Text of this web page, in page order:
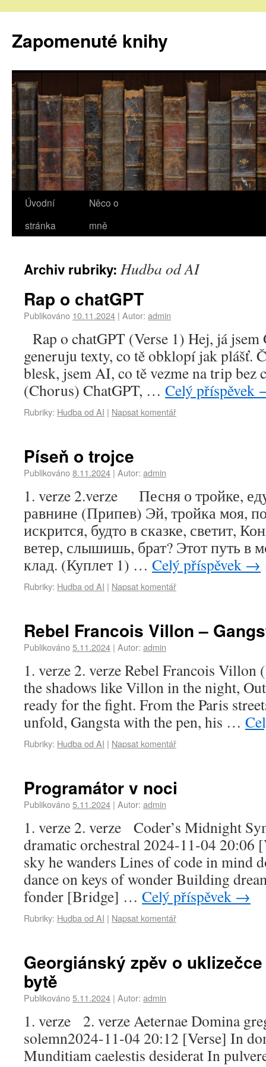
Zapomenuté knihy
Úvodní
stránka
Něco o
mně
Archiv rubriky: Hudba od AI
Rap o chatGPT
Publikováno 10.11.2024 | Autor: admin
Rap o chatGPT (Verse 1) Hej, já jsem
generuju texty, co tě obklopí jak plášť.
blesk, jsem AI, co tě vezme na trip bez
(Chorus) ChatGPT, … Celý příspěvek
Rubriky: Hudba od AI | Napsat komentář
Píseň o trojce
Publikováno8.11.2024 | Autor: admin
1. verze 2.verze Песня о тройке,
равнине (Припев) Эй, тройка моя,
искрится, будто в сказке, светит,
ветер, слышишь, брат? Этот путь в
клад. (Куплет 1) … Celý příspěvek →
Rubriky: Hudba od AI | Napsat komentář
Rebel Francois Villon –
Publikováno5.11.2024 | Autor: admin
1. verze 2. verze Rebel Francois Villon
the shadows like Villon in the night,
ready for the fight. From the Paris
unfold, Gangsta with the pen, his …
Rubriky: Hudba od AI | Napsat komentář
Programátor v noci
Publikováno5.11.2024 | Autor: admin
1. verze 2. verze Coder’s Midnight
dramatic orchestral 2024-11-04 20:06
sky he wanders Lines of code in mind
dance on keys of wonder Building
fonder [Bridge] … Celý příspěvek →
Rubriky: Hudba od AI | Napsat komentář
Georgiánský zpěv o
bytě
Publikováno5.11.2024 | Autor: admin
1. verze 2. verze Aeternae Domina
solemn2024-11-04 20:12 [Verse] In
Munditiam caelestis desiderat In